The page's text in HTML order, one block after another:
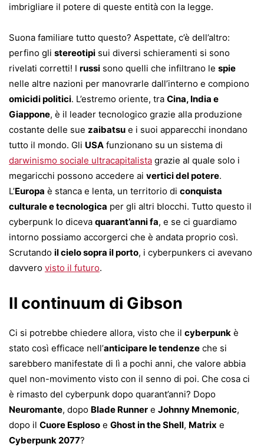
imbrigliare il potere di queste entità con la legge.
Suona familiare tutto questo? Aspettate, c’è dell’altro:
perfino gli stereotipi sui diversi schieramenti si sono
rivelati corretti! I russi sono quelli che infiltrano le spie
nelle altre nazioni per manovrarle dall’interno e compiono
omicidi politici. L’estremo oriente, tra Cina, India e
Giappone, è il leader tecnologico grazie alla produzione
costante delle sue zaibatsu e i suoi apparecchi inondano
tutto il mondo. Gli USA funzionano su un sistema di
darwinismo sociale ultracapitalista grazie al quale solo i
megaricchi possono accedere ai vertici del potere.
L’Europa è stanca e lenta, un territorio di conquista
culturale e tecnologica per gli altri blocchi. Tutto questo il
cyberpunk lo diceva quarant’anni fa, e se ci guardiamo
intorno possiamo accorgerci che è andata proprio così.
Scrutando il cielo sopra il porto, i cyberpunkers ci avevano
davvero visto il futuro.
Il continuum di Gibson
Ci si potrebbe chiedere allora, visto che il cyberpunk è
stato così efficace nell’anticipare le tendenze che si
sarebbero manifestate di lì a pochi anni, che valore abbia
quel non-movimento visto con il senno di poi. Che cosa ci
è rimasto del cyberpunk dopo quarant’anni? Dopo
Neuromante, dopo Blade Runner e Johnny Mnemonic,
dopo il Cuore Esploso e Ghost in the Shell, Matrix e
Cyberpunk 2077?